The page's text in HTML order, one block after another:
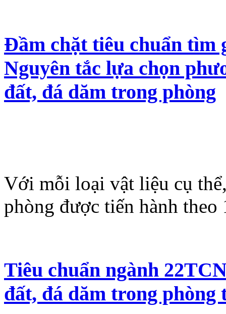
Đầm chặt tiêu chuẩn tìm
Nguyên tắc lựa chọn
đất, đá dăm trong phòng
Với mỗi loại vật liệu cụ
phòng được tiến hành
Tiêu chuẩn ngành
đất, đá dăm trong phòng